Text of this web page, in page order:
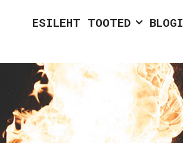
ESILEHT TOOTED BLOGI